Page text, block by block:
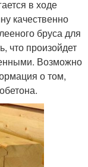
в ходе
качественно
бруса для
что произойдет
Возможно
о том,